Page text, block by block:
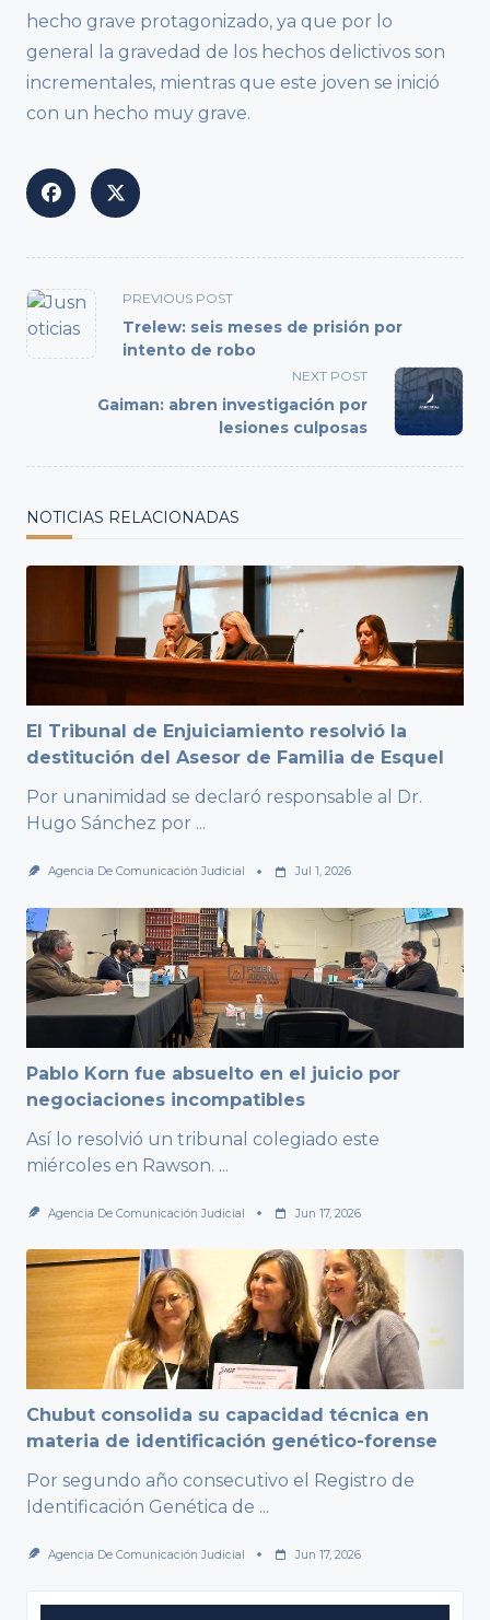
hecho grave protagonizado, ya que por lo
general la gravedad de los hechos delictivos son
incrementales, mientras que este joven se inició
con un hecho muy grave.
<span
class="nav-
subtitle
PREVIOUS POST
Trelew: seis meses de prisión por
intento de robo
NEXT POST
Gaiman: abren investigación por
lesiones culposas
NOTICIAS RELACIONADAS
El Tribunal de Enjuiciamiento resolvió la
destitución del Asesor de Familia de Esquel
Por unanimidad se declaró responsable al Dr.
Hugo Sánchez por ...
Agencia De Comunicación Judicial Jul 1, 2026
Pablo Korn fue absuelto en el juicio por
negociaciones incompatibles
Así lo resolvió un tribunal colegiado este
miércoles en Rawson. ...
Agencia De Comunicación Judicial Jun 17, 2026
Chubut consolida su capacidad técnica en
materia de identificación genético-forense
Por segundo año consecutivo el Registro de
Identificación Genética de ...
Agencia De Comunicación Judicial Jun 17, 2026